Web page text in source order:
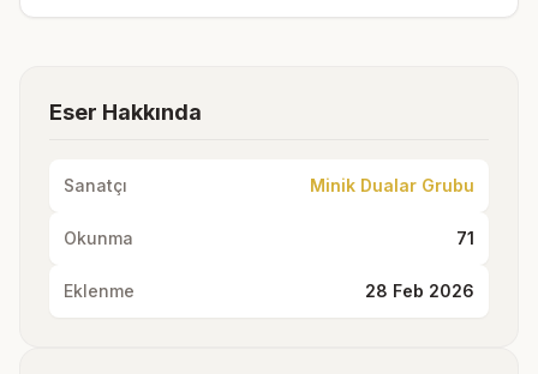
Eser Hakkında
Sanatçı Minik Dualar Grubu
Okunma 71
Eklenme 28 Feb 2026